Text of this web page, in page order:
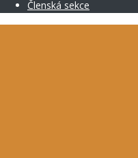
Členská sekce